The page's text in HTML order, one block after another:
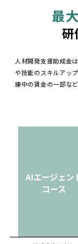
最大
研
人材開発支援助成金
や技能のスキルアッ
練中の賃金の一部な